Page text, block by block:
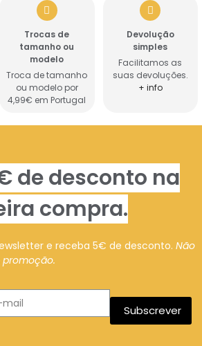
Trocas de
tamanho ou
modelo
Troca de tamanho
ou modelo por
4,99€ em Portugal
Devolução
simples
Facilitamos as
suas devoluções.
+ info
de desconto na
compra.
e receba 5€ de desconto. Não
Subscrever